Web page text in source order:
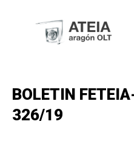
BOLETIN
326/19